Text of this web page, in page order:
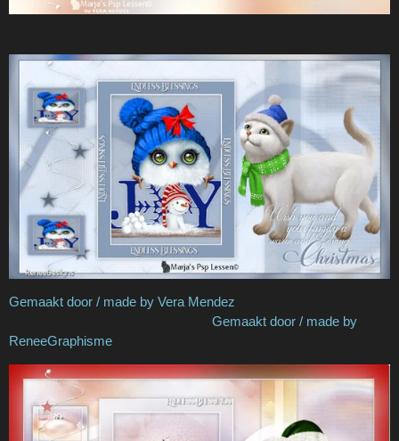
Gemaakt door / made by Vera Mendez
Gemaakt door / made by
ReneeGraphisme